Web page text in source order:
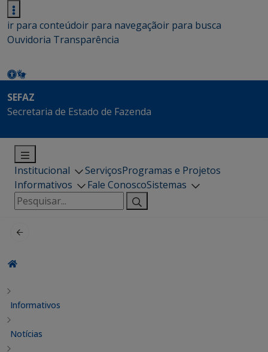
ir para conteúdoir para navegaçãoir para busca
Ouvidoria Transparência
SEFAZ
Secretaria de Estado de Fazenda
Institucional ServiçosProgramas e Projetos
Informativos
Fale ConoscoSistemas
Pesquisar
por:
Informativos
Notícias